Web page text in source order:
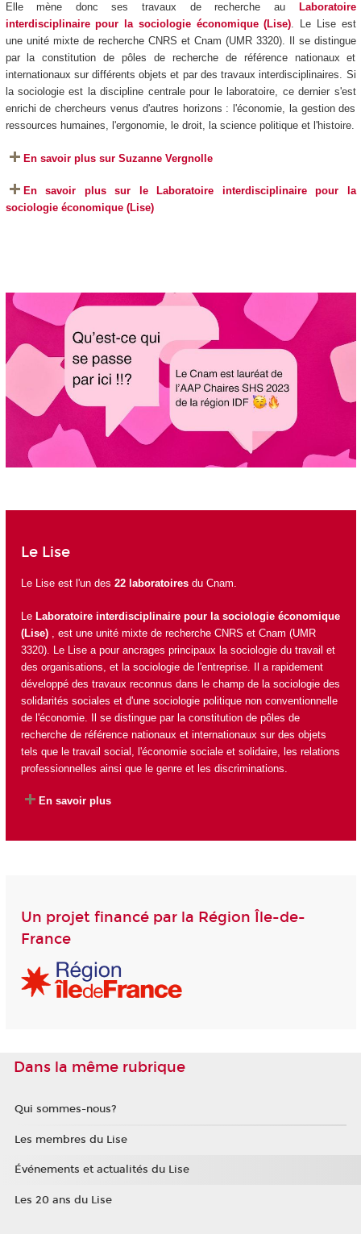
Elle mène donc ses travaux de recherche au
Laboratoire
interdisciplinaire pour la sociologie économique (Lise). Le Lise est
une unité mixte de recherche CNRS et Cnam (UMR 3320). Il se distingue
par la constitution de pôles de recherche de référence nationaux et
internationaux sur différents objets et par des travaux interdisciplinaires. Si
la sociologie est la discipline centrale pour le laboratoire, ce dernier s'est
enrichi de chercheurs venus d'autres horizons : l'économie, la gestion des
ressources humaines, l'ergonomie, le droit, la science politique et l'histoire.
En savoir plus sur Suzanne Vergnolle
En savoir plus sur le
Laboratoire interdisciplinaire pour la
sociologie économique (Lise)
Le Lise
Le Lise est l'un des 22 laboratoiresdu Cnam.
Le Laboratoire interdisciplinaire pour la sociologie économique
(Lise)
, est une unité mixte de recherche CNRS et Cnam (UMR
3320). Le Lise a pour ancrages principaux la sociologie du travail et
des organisations, et la sociologie de l'entreprise. Il a rapidement
développé des travaux reconnus dans le champ de la sociologie des
solidarités sociales et d'une sociologie politique non conventionnelle
de l'économie. Il se distingue par la constitution de pôles de
recherche de référence nationaux et internationaux sur des objets
tels que le travail social, l'économie sociale et solidaire, les relations
professionnelles ainsi que le genre et les discriminations.
En savoir plus
Un projet financé par la Région Île-de-
France
Dans la même rubrique
Qui sommes-nous?
Les membres du Lise
Événements et actualités du Lise
Les 20 ans du Lise